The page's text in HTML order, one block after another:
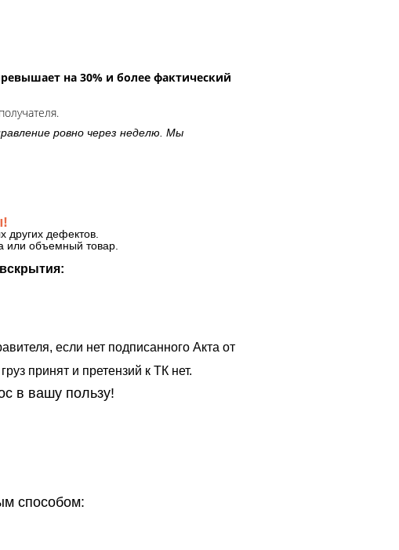
на 30% и более фактический
ровно через неделю. Мы
других дефектов.
или объемный товар.
если нет подписанного Акта от
принят и претензий к ТК нет.
в вашу пользу!
способом: